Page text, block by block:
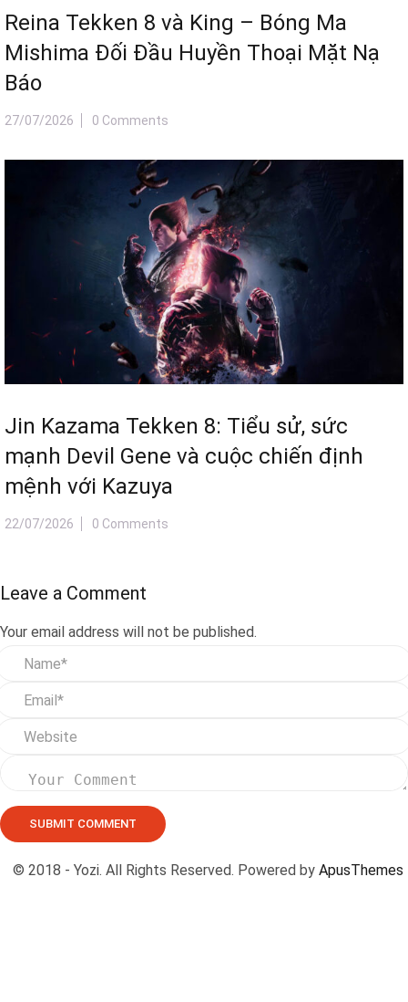
Reina Tekken 8 và King – Bóng Ma
Mishima Đối Đầu Huyền Thoại Mặt Nạ
Báo
27/07/2026 0 Comments
Jin Kazama Tekken 8: Tiểu sử, sức
mạnh Devil Gene và cuộc chiến định
mệnh với Kazuya
22/07/2026 0 Comments
Leave a Comment
Your email address will not be published.
© 2018 - Yozi. All Rights Reserved. Powered by ApusThemes